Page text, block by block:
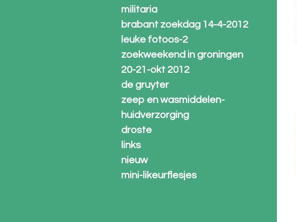
militaria
brabant zoekdag 14-4-2012
leuke fotoos-2
zoekweekend in groningen
20-21-okt 2012
de gruyter
zeep en wasmiddelen-
huidverzorging
droste
links
nieuw
mini-likeurflesjes